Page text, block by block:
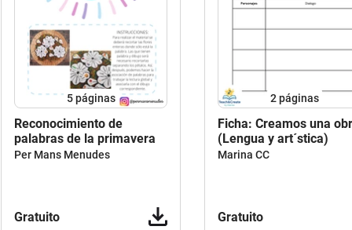
5páginas
Reconocimiento de
palabras de la primavera
Per Mans Menudes
Gratuito
2páginas
Ficha: Creamos una
(Lengua y art´stica)
Marina CC
Gratuito